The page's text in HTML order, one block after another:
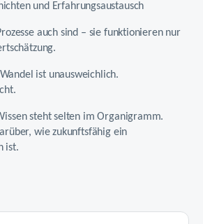
und Erfahrungsaustausch
auch sind – sie funktionieren nur
ist unausweichlich.
steht selten im Organigramm.
wie zukunftsfähig ein
ist.